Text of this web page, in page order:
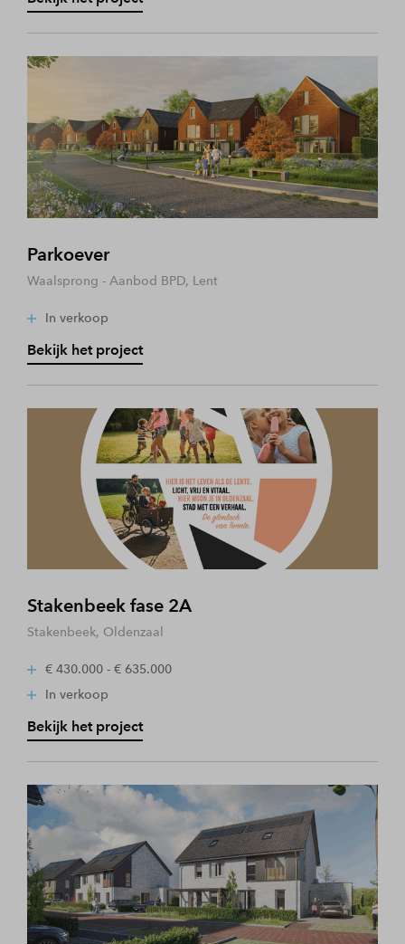
Parkoever
Waalsprong - Aanbod BPD, Lent
In verkoop
Bekijk het project
Stakenbeek fase 2A
Stakenbeek, Oldenzaal
€ 430.000 - € 635.000
In verkoop
Bekijk het project